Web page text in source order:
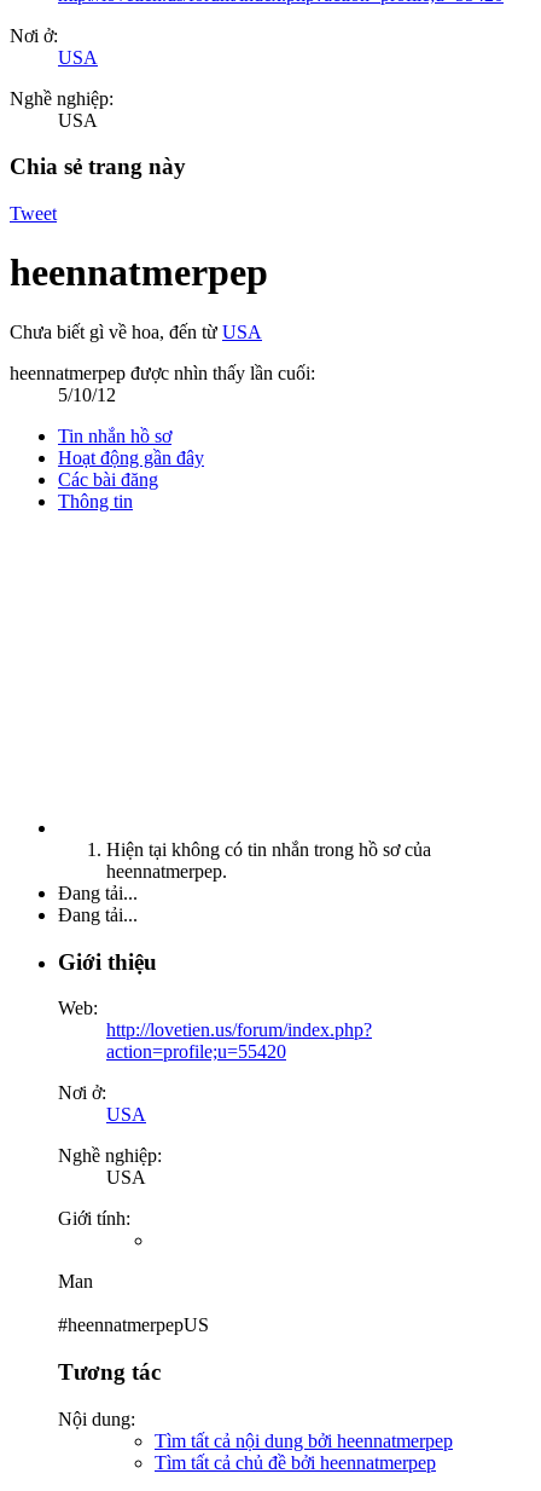
Nơi ở:
USA
Nghề nghiệp:
USA
Chia sẻ trang này
Tweet
heennatmerpep
Chưa biết gì về hoa, đến từ USA
heennatmerpep được nhìn thấy lần cuối:
5/10/12
Tin nhắn hồ sơ
Hoạt động gần đây
Các bài đăng
Thông tin
Hiện tại không có tin nhắn trong hồ sơ của
heennatmerpep.
Đang tải...
Đang tải...
Giới thiệu
Web:
http://lovetien.us/forum/index.php?
action=profile;u=55420
Nơi ở:
USA
Nghề nghiệp:
USA
Giới tính:
Man
#heennatmerpepUS
Tương tác
Nội dung:
Tìm tất cả nội dung bởi heennatmerpep
Tìm tất cả chủ đề bởi heennatmerpep